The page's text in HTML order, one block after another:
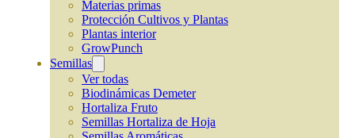
Materias primas
Protección Cultivos y Plantas
Plantas interior
GrowPunch
Semillas
Ver todas
Biodinámicas Demeter
Hortaliza Fruto
Semillas Hortaliza de Hoja